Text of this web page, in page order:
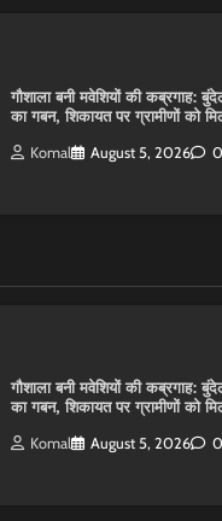
गौशाला बनी मवेशियों की कब्रगाह:
का गबन, शिकायत पर ग्रामीणों को
Komal August 5, 2026 0
गौशाला बनी मवेशियों की कब्रगाह:
का गबन, शिकायत पर ग्रामीणों को
Komal August 5, 2026 0